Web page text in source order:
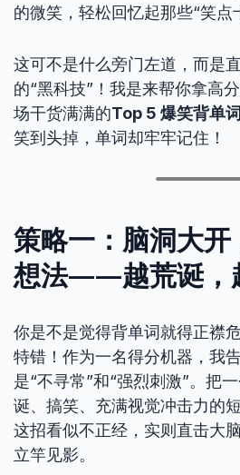
的微笑，轻松回忆起那些“笑点
这可不是什么旁门左道，而是
的“黑科技”！我是来帮你拿高
场干货满满的Top 5 爆笑背单
笑到头掉，单词却牢牢记住！
策略一：脑洞大
想法——越荒诞，
你是不是觉得背单词就得正襟
特错！作为一名得分机器，我
是“不寻常”和“强烈刺激”。把
诞、搞笑、充满视觉冲击力的
这招看似不正经，实则直击大
立竿见影。